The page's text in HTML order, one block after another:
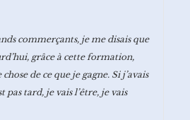
commerçants, je me disais que
grâce à cette formation,
de ce que je gagne. Si j’avais
pas tard, je vais l’être, je vais